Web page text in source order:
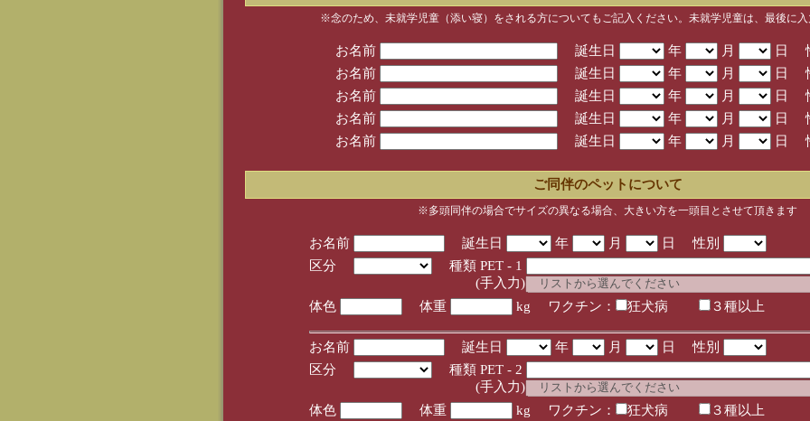
※念のため、未就学児童（添い寝）をされる方についてもご記入ください。未就学児童は、最後に入
お名前 誕生日 年 月
日
お名前
誕生日 年 月
日
お名前
誕生日 年 月
日
お名前
誕生日 年 月
日
お名前
誕生日 年 月 日
ご同伴のペットについて
※多頭同伴の場合でサイズの異なる場合、大きい方を一頭目とさせて頂きます
お名前 誕生日 年 月
日 性別
区分
種類 PET - 1
(手入力)
体色
体重 kg ワクチン： 狂犬病 ３種以上
お名前 誕生日 年 月
日 性別
区分
種類 PET - 2
(手入力)
体色
体重 kg ワクチン： 狂犬病 ３種以上